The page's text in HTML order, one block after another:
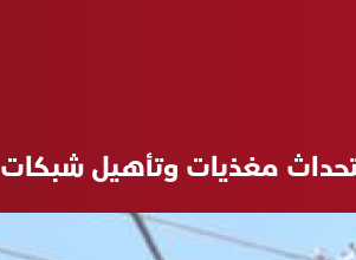
مغذيات وتأهيل شبكات